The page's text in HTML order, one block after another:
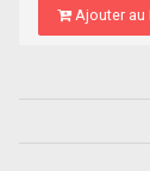
Ajouter au